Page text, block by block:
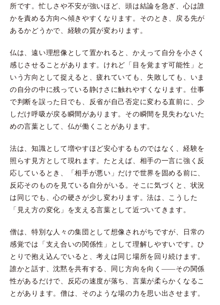
所です。忙しさや不安が強いほど、頭は結論を急ぎ、心は誰
かを責める方向へ傾きやすくなります。そのとき、戻る先が
あるかどうかで、経験の質が変わります。
仏は、遠い理想像として置かれると、かえって自分を小さく
感じさせることがあります。けれど「目を覚ます可能性」と
いう方向として捉えると、疲れていても、失敗しても、いま
の自分の中に残っている静けさに触れやすくなります。仕事
で判断を誤った日でも、反省が自己否定に変わる直前に、少
しだけ呼吸が戻る瞬間があります。その瞬間を見失わないた
めの言葉として、仏が働くことがあります。
法は、知識として増やすほど安心するものではなく、経験を
照らす見方として現れます。たとえば、相手の一言に強く反
応しているとき、「相手が悪い」だけで世界を固める前に、
反応そのものを見ている自分がいる。そこに気づくと、状況
は同じでも、心の硬さが少し変わります。法は、こうした
「見え方の変化」を支える言葉として近づいてきます。
僧は、特別な人々の集団として想像されがちですが、日常の
感覚では「支え合いの関係性」として理解しやすいです。ひ
とりで抱え込んでいると、考えは同じ場所を回り続けます。
誰かと話す、沈黙を共有する、同じ方向を向く——その関係
性があるだけで、反応の速度が落ち、言葉が柔らかくなるこ
とがあります。僧は、そのような場の力を思い出させます。